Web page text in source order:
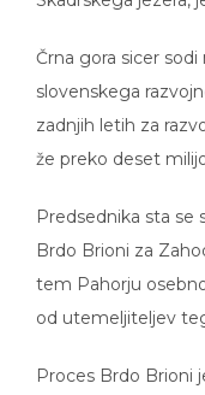
slovenskega
zadnjih letih za
že preko deset
Brdo Brioni za
tem Pahorju
od utemeljiteljev